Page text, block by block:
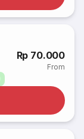
Rp 70.000
From